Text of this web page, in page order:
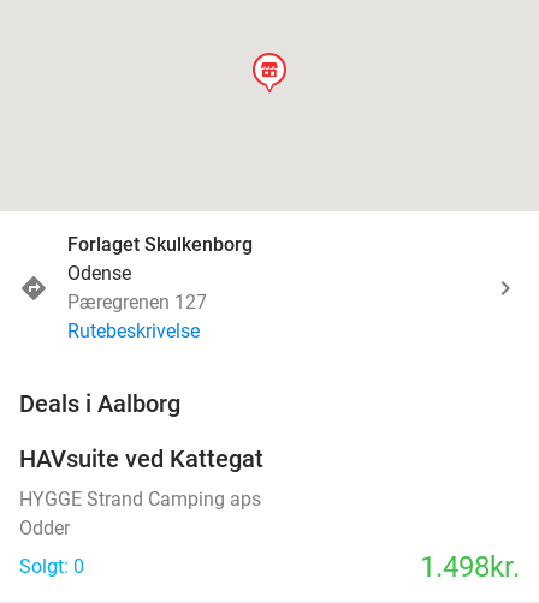
store
Forlaget Skulkenborg
Odense
Pæregrenen 127
Rutebeskrivelse
Deals i Aalborg
DAG
HAVsuite ved Kattegat
HYGGE Strand Camping aps
Odder
Solgt: 0
1.498kr.